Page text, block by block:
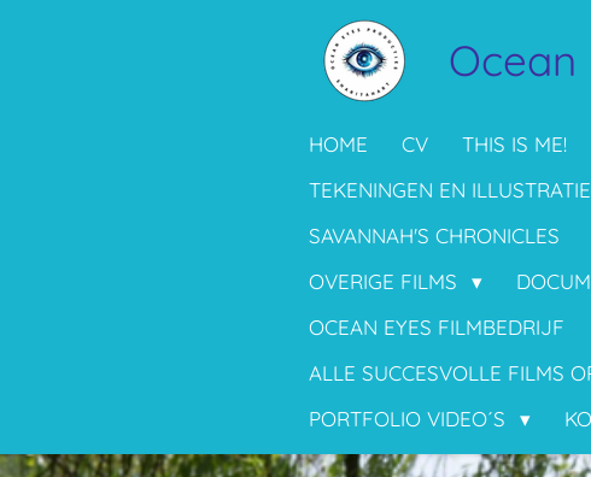
Ocean
HOME CV THIS IS ME!
TEKENINGEN EN
SAVANNAH'S CHRONICLES
OVERIGE FILMS
OCEAN EYES FILMBEDRIJF
ALLE SUCCESVOLLE FILMS
PORTFOLIO VIDEO´S